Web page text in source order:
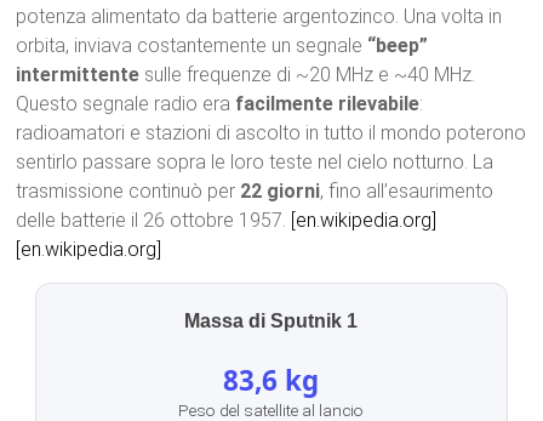
potenza alimentato da batterie argentozinco. Una volta in
orbita, inviava costantemente un segnale “beep”
intermittente sulle frequenze di ~20 MHz e ~40 MHz.
Questo segnale radio era facilmente rilevabile:
radioamatori e stazioni di ascolto in tutto il mondo poterono
sentirlo passare sopra le loro teste nel cielo notturno. La
trasmissione continuò per 22 giorni, fino all’esaurimento
delle batterie il 26 ottobre 1957. [en.wikipedia.org]
[en.wikipedia.org]
Massa di Sputnik 1
83,6 kg
Peso del satellite al lancio